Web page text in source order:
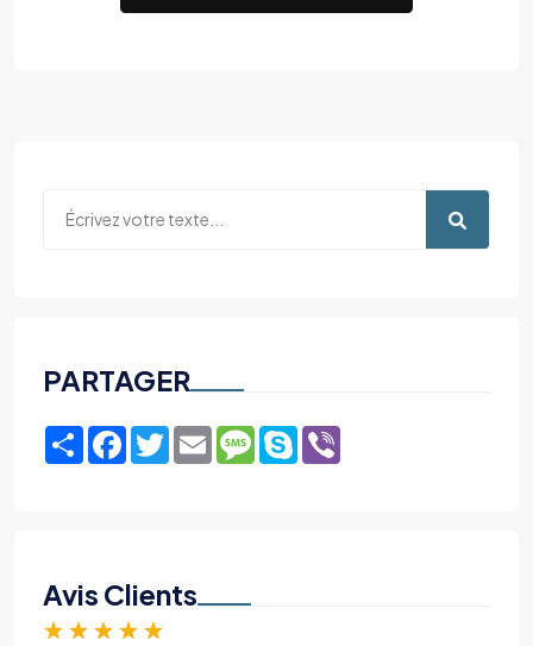
PARTAGER
ShareFacebook
TwitterEmailMessage
Skype
Avis Clients
★ ★ ★ ★ ★